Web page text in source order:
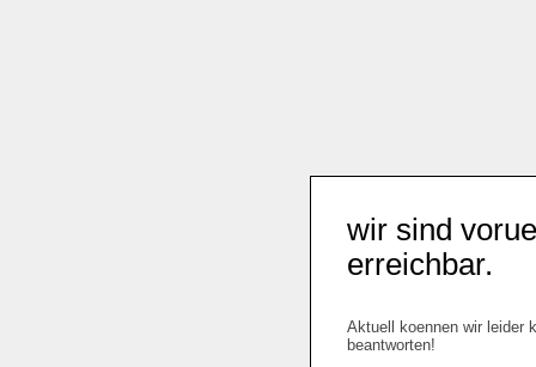
wir sind
erreichbar.
Aktuell koennen wir leider
beantworten!